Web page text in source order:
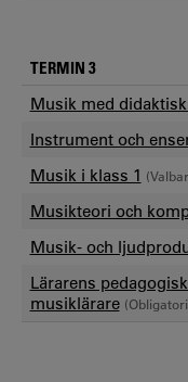
TERMIN 3
Musik med
Instrument och
Musik i klass 1
Musikteori och
Musik- och
Lärarens
musiklärare